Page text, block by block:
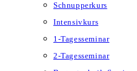
Schnupperkurs
Intensivkurs
1-Tagesseminar
2-Tagesseminar